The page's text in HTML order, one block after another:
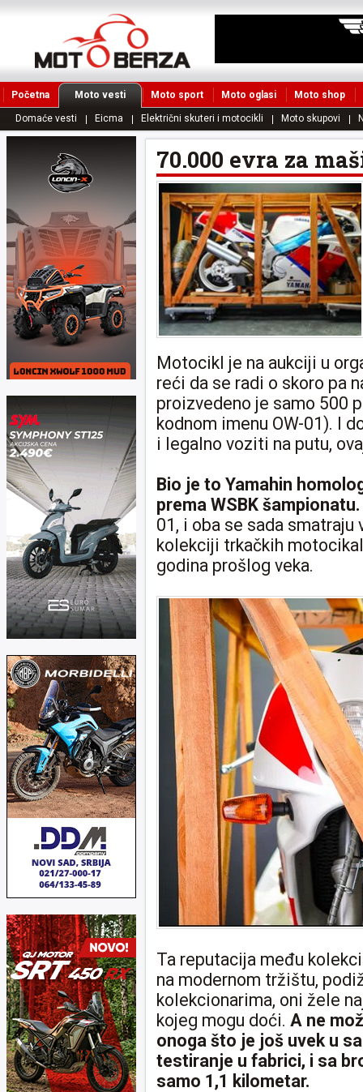
Početna Moto vesti Moto sport Moto oglasi Moto shop
Domaće vesti Eicma Električni skuteri i motocikli Moto skupovi
70.000 evra za
Motocikl je na aukciji u
reći da se radi o skoro pa
proizvedeno je samo 500
kodnom imenu OW-01). I
i legalno voziti na putu,
Bio je to Yamahin
prema WSBK šampionatu.
01, i oba se sada
kolekciji trkačkih
godina prošlog veka.
Ta reputacija među
na modernom tržištu,
kolekcionarima, oni žele
kojeg mogu doći. A ne
onoga što je još uvek u
testiranje u fabrici, i sa
samo 1,1 kilometar.